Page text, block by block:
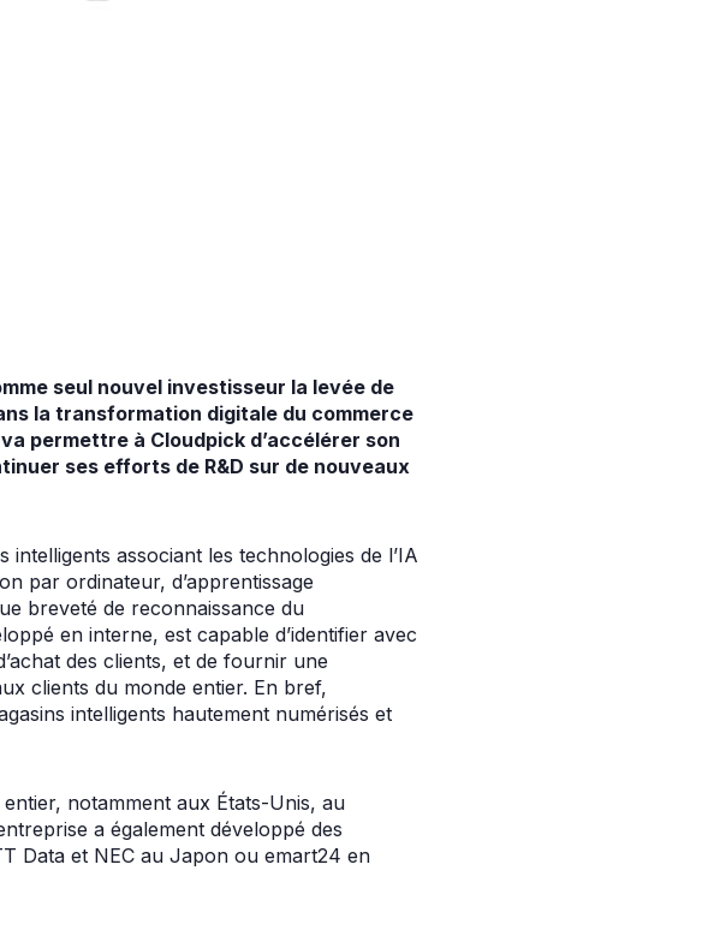
seul nouvel investisseur la levée de
la transformation digitale du commerce
permettre à Cloudpick d’accélérer son
ses efforts de R&D sur de nouveaux
associant les technologies de l’IA
par ordinateur, d’apprentissage
breveté de reconnaissance du
en interne, est capable d’identifier avec
des clients, et de fournir une
clients du monde entier. En bref,
intelligents hautement numérisés et
notamment aux États-Unis, au
a également développé des
Data et NEC au Japon ou emart24 en